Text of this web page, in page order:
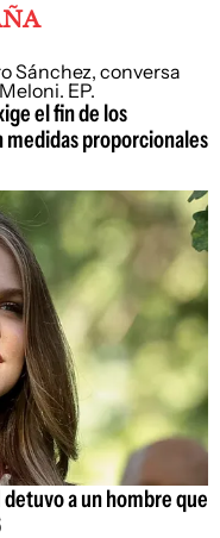
el fin de los
proporcionales
a un hombre que